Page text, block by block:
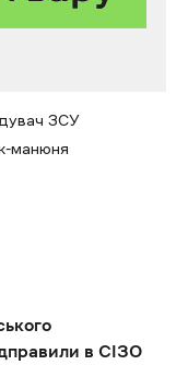
ЗСУ
манюня
в СІЗО